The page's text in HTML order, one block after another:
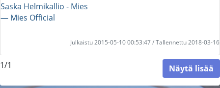
Saska Helmikallio - Mies
― Mies Official
Julkaistu 2015-05-10 00:53:47 / Tallennettu 2018-03-16
1/1 Näytä lisää